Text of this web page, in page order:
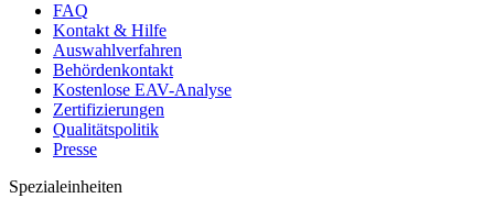
FAQ
Kontakt & Hilfe
Auswahlverfahren
Behördenkontakt
Kostenlose EAV-Analyse
Zertifizierungen
Qualitätspolitik
Presse
Spezialeinheiten